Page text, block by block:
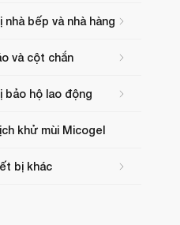
nhà bếp và nhà hàng
và cột chắn
bảo hộ lao động
khử mùi Micogel
bị khác